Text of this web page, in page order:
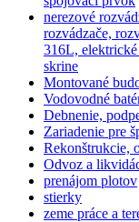
nerezové
rozvádzače,
316L, elektrické
skrine
Montované
Vodovodné
Debnenie,
Zariadenie pre
Rekonštrukcie,
Odvoz a
prenájom plotov
stierky
zeme práce a